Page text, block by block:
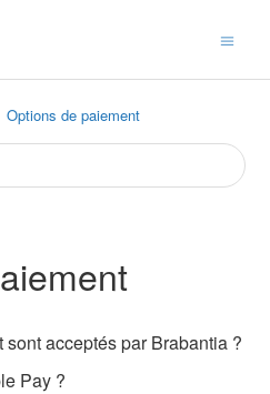
Options de paiement
acceptés par Brabantia ?
Pay ?